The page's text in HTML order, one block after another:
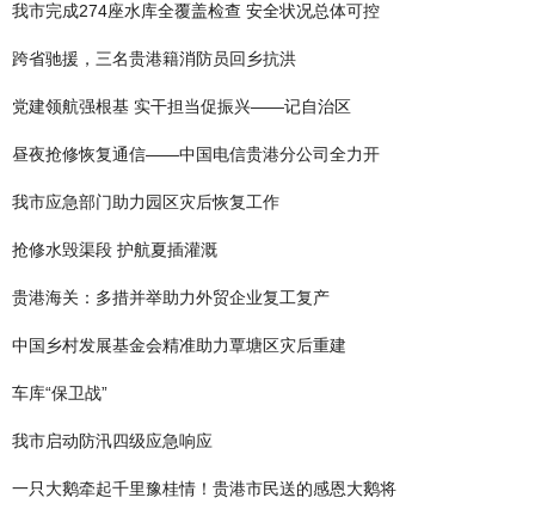
我市完成274座水库全覆盖检查 安全状况总体可控
跨省驰援，三名贵港籍消防员回乡抗洪
党建领航强根基 实干担当促振兴——记自治区
昼夜抢修恢复通信——中国电信贵港分公司全力开
我市应急部门助力园区灾后恢复工作
抢修水毁渠段 护航夏插灌溉
贵港海关：多措并举助力外贸企业复工复产
中国乡村发展基金会精准助力覃塘区灾后重建
车库“保卫战”
我市启动防汛四级应急响应
一只大鹅牵起千里豫桂情！贵港市民送的感恩大鹅将